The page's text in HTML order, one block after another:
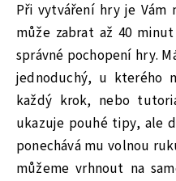
Při vytváření hry je
může zabrat až 40
správné pochopení hry.
jednoduchý, u kterého
každý krok, nebo
ukazuje pouhé tipy, ale
ponechává mu volnou
můžeme vrhnout na